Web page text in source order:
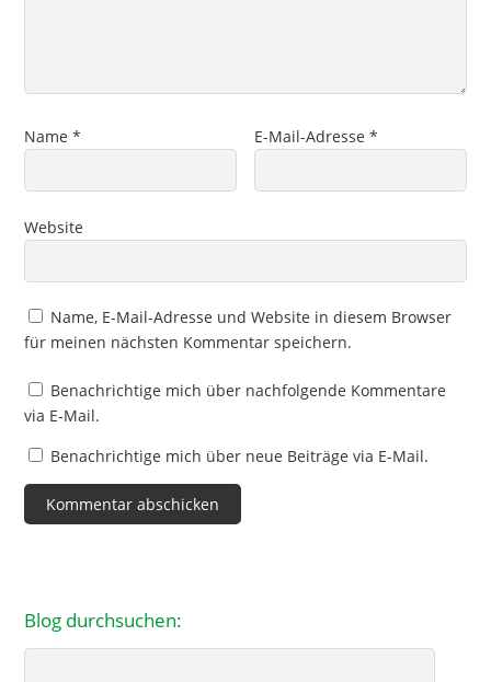
Name* E-Mail-Adresse*
Website
Name, E-Mail-Adresse und Website in diesem Browser
für meinen nächsten Kommentar speichern.
Benachrichtige mich über nachfolgende Kommentare
via E-Mail.
Benachrichtige mich über neue Beiträge via E-Mail.
Blog durchsuchen: